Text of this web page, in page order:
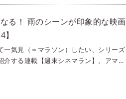
る！ 雨のシーンが印象的な映画
一気見（＝マラソン）したい、シリーズ
介する連載【週末シネマラン】。アマプ
ら、singles編集部メンバーが各々おす
梅雨時だからこそ観てほしい！“雨のシ